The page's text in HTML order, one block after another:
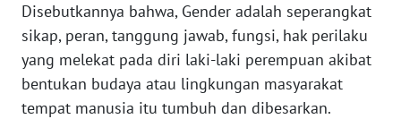
Disebutkannya bahwa, Gender adalah seperangkat
sikap, peran, tanggung jawab, fungsi, hak perilaku
yang melekat pada diri laki-laki perempuan akibat
bentukan budaya atau lingkungan masyarakat
tempat manusia itu tumbuh dan dibesarkan.
WN
BABEL
SUMBAR